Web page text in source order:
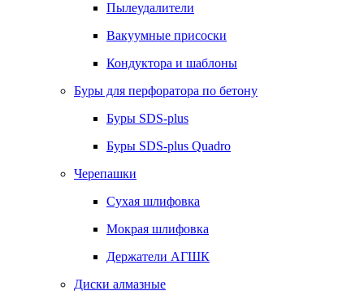
Пылеудалители
Вакуумные присоски
Кондуктора и шаблоны
Буры для перфоратора по бетону
Буры SDS-plus
Буры SDS-plus Quadro
Черепашки
Сухая шлифовка
Мокрая шлифовка
Держатели АГШК
Диски алмазные